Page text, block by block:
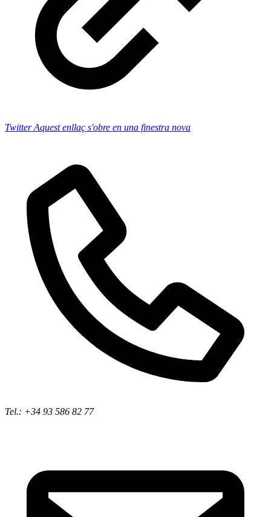
TwitterAquest enllaç s'obre en una finestra nova
Tel.: +34 93 586 82 77